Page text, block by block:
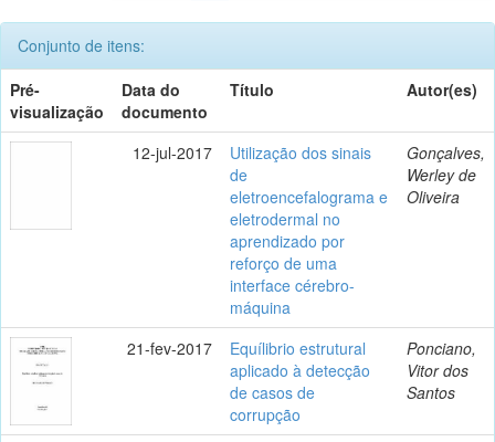
Conjunto de itens:
Pré-
visualização
Data do
documento
Título Autor(es)
12-jul-2017
Utilização dos sinais
de
eletroencefalograma e
eletrodermal no
aprendizado por
reforço de uma
interface cérebro-
máquina
Gonçalves,
Werley de
Oliveira
21-fev-2017
Equílibrio estrutural
aplicado à detecção
de casos de
corrupção
Ponciano,
Vitor dos
Santos